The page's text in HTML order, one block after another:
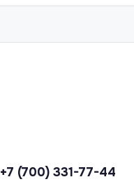
+7 (700) 331-77-44